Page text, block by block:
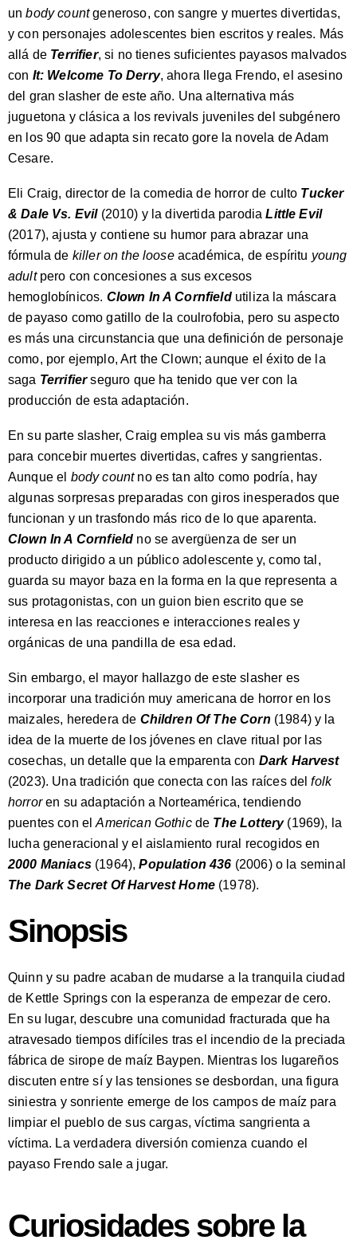
unbody countgeneroso, con sangre y muertes divertidas,
y con personajes adolescentes bien escritos y reales. Más
allá de Terrifier, si no tienes suficientes payasos malvados
con It: Welcome To Derry, ahora llega Frendo, el asesino
del gran slasher de este año. Una alternativa más
juguetona y clásica a los revivals juveniles del subgénero
en los 90 que adapta sin recato gore la novela de Adam
Cesare.
Eli Craig, director de la comedia de horror de culto Tucker
& Dale Vs. Evil(2010) y la divertida parodiaLittle Evil
(2017), ajusta y contiene su humor para abrazar una
fórmula de killer on the looseacadémica, de espíritu young
adultpero con concesiones a sus excesos
hemoglobínicos. Clown In A Cornfieldutiliza la máscara
de payaso como gatillo de la coulrofobia, pero su aspecto
es más una circunstancia que una definición de personaje
como, por ejemplo, Art the Clown; aunque el éxito de la
saga Terrifierseguro que ha tenido que ver con la
producción de esta adaptación.
En su parte slasher, Craig emplea su vis más gamberra
para concebir muertes divertidas, cafres y sangrientas.
Aunque el body countno es tan alto como podría, hay
algunas sorpresas preparadas con giros inesperados que
funcionan y un trasfondo más rico de lo que aparenta.
Clown In A Cornfield no se avergüenza de ser un
producto dirigido a un público adolescente y, como tal,
guarda su mayor baza en la forma en la que representa a
sus protagonistas, con un guion bien escrito que se
interesa en las reacciones e interacciones reales y
orgánicas de una pandilla de esa edad.
Sin embargo, el mayor hallazgo de este slasher es
incorporar una tradición muy americana de horror en los
maizales, heredera de Children Of The Corn (1984) y la
idea de la muerte de los jóvenes en clave ritual por las
cosechas, un detalle que la emparenta con Dark Harvest
(2023). Una tradición que conecta con las raíces delfolk
horroren su adaptación a Norteamérica, tendiendo
puentes con elAmerican Gothicde The Lottery(1969), la
lucha generacional y el aislamiento rural recogidos en
2000 Maniacs(1964),Population 436 (2006) o la seminal
The Dark Secret Of Harvest Home(1978).
Sinopsis
Quinn y su padre acaban de mudarse a la tranquila ciudad
de Kettle Springs con la esperanza de empezar de cero.
En su lugar, descubre una comunidad fracturada que ha
atravesado tiempos difíciles tras el incendio de la preciada
fábrica de sirope de maíz Baypen. Mientras los lugareños
discuten entre sí y las tensiones se desbordan, una figura
siniestra y sonriente emerge de los campos de maíz para
limpiar el pueblo de sus cargas, víctima sangrienta a
víctima. La verdadera diversión comienza cuando el
payaso Frendo sale a jugar.
Curiosidades sobre la